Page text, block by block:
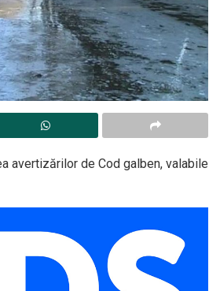
avertizărilor de Cod galben, valabile